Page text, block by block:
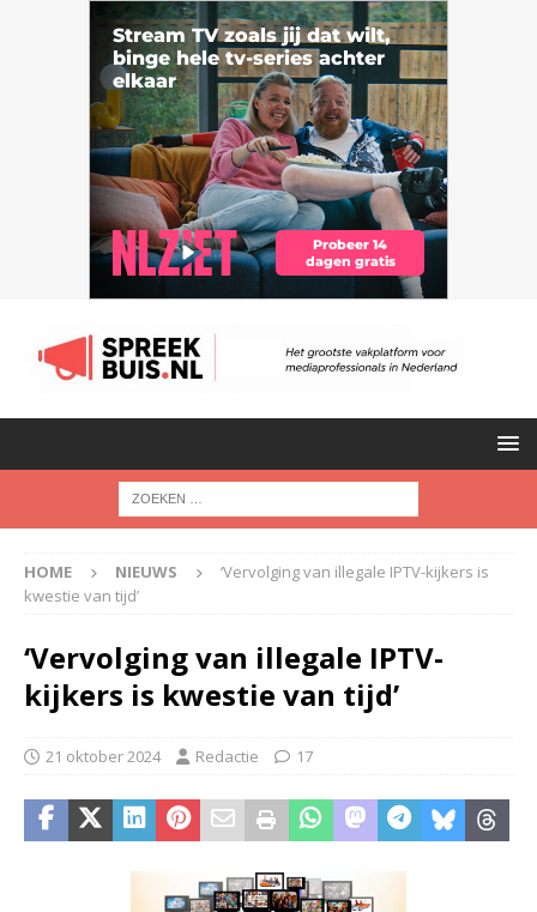
HOME NIEUWS
‘Vervolging van illegale IPTV-kijkers is
kwestie van tijd’
‘Vervolging van illegale IPTV-
kijkers is kwestie van tijd’
21 oktober 2024 Redactie 17